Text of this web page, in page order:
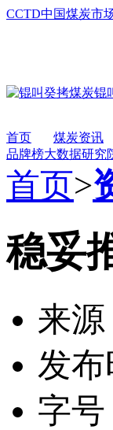
CCTD中国煤炭市
首页 煤炭资讯
品牌榜大数据研究
首页>
稳妥
来
发布
字号